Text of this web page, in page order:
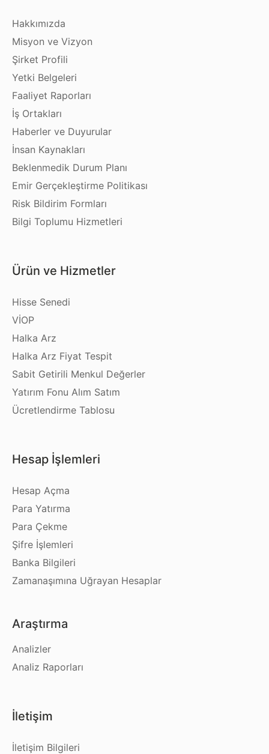
Hakkımızda
Misyon ve Vizyon
Şirket Profili
Yetki Belgeleri
Faaliyet Raporları
İş Ortakları
Haberler ve Duyurular
İnsan Kaynakları
Beklenmedik Durum Planı
Emir Gerçekleştirme Politikası
Risk Bildirim Formları
Bilgi Toplumu Hizmetleri
Ürün ve Hizmetler
Hisse Senedi
VİOP
Halka Arz
Halka Arz Fiyat Tespit
Sabit Getirili Menkul Değerler
Yatırım Fonu Alım Satım
Ücretlendirme Tablosu
Hesap İşlemleri
Hesap Açma
Para Yatırma
Para Çekme
Şifre İşlemleri
Banka Bilgileri
Zamanaşımına Uğrayan Hesaplar
Araştırma
Analizler
Analiz Raporları
İletişim
İletişim Bilgileri